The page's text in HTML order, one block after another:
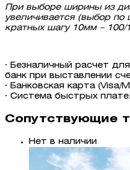
При выборе ширины из
увеличивается (выбор
кратных шагу 10мм – 100/
· Безналичный расчет
банк при выставлении
· Банковская карта (Visa/
· Система быстрых
Сопутствующие
Нет в наличии